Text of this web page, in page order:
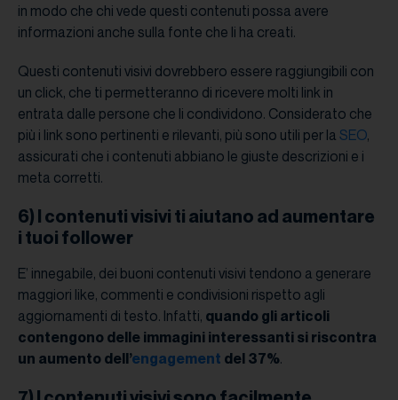
in modo che chi vede questi contenuti possa avere
informazioni anche sulla fonte che li ha creati.
Questi contenuti visivi dovrebbero essere raggiungibili con
un click, che ti permetteranno di ricevere molti link in
entrata dalle persone che li condividono. Considerato che
più i link sono pertinenti e rilevanti, più sono utili per la SEO,
assicurati che i contenuti abbiano le giuste descrizioni e i
meta corretti.
6) I contenuti visivi ti aiutano ad aumentare
i tuoi follower
E’ innegabile, dei buoni contenuti visivi tendono a generare
maggiori like, commenti e condivisioni rispetto agli
aggiornamenti di testo. Infatti, quando gli articoli
contengono delle immagini interessanti si riscontra
un aumento dell’engagement del 37%.